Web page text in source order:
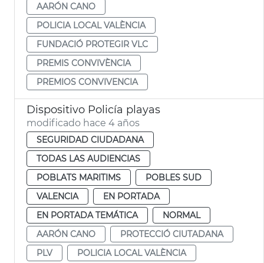
AARÓN CANO
POLICIA LOCAL VALÈNCIA
FUNDACIÓ PROTEGIR VLC
PREMIS CONVIVÈNCIA
PREMIOS CONVIVENCIA
Dispositivo Policía playas
modificado hace 4 años
SEGURIDAD CIUDADANA
TODAS LAS AUDIENCIAS
POBLATS MARITIMS
POBLES SUD
VALENCIA
EN PORTADA
EN PORTADA TEMÁTICA
NORMAL
AARÓN CANO
PROTECCIÓ CIUTADANA
PLV
POLICIA LOCAL VALÈNCIA